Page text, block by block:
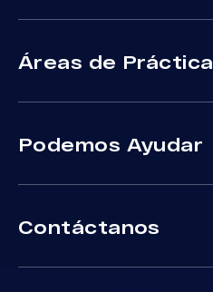
Áreas de Práctica
Abogados De Accidentes Con Lesiones
Mordeduras De Perros
Podemos Ayudar
Nuestros Abogados
Contáctanos